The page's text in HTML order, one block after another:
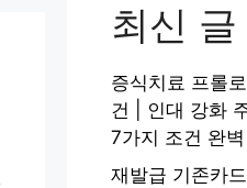
최신 글
증식치료 프롤
건 | 인대 강화
7가지 조건 완
재발급 기존카